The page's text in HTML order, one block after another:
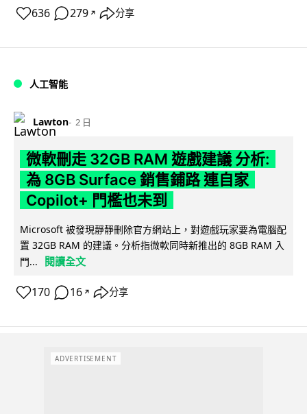
636 279 ↗ 分享
人工智能
Lawton 2 日
微軟刪走 32GB RAM 遊戲建議 分析:
為 8GB Surface 銷售鋪路 連自家
Copilot+ 門檻也未到
Microsoft 被發現靜靜刪除官方網站上，對遊戲玩家要為電腦配
置 32GB RAM 的建議。分析指微軟同時新推出的 8GB RAM 入
門...
閱讀全文
170 16 ↗ 分享
ADVERTISEMENT